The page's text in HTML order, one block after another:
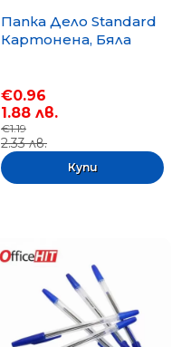
Папка Дело Standard
Картонена, Бяла
€0.96
1.88 лв.
€1.19
2.33 лв.